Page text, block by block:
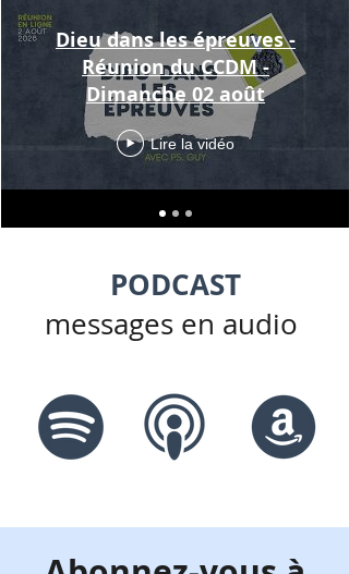
Dieu dans les épreuves -
Réunion du CCDM -
Dimanche 02 août
Lire la vidéo
PODCAST
messages en audio